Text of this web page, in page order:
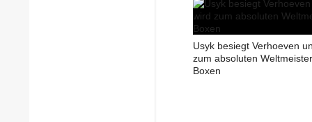
Usyk besiegt Verhoeven
zum absoluten
Boxen